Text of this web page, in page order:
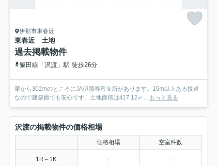
伊那市東春近
東春近 土地
過去掲載物件
飯田線「沢渡」駅 徒歩26分
家から302mのところにJA伊那春富支所があります。15m以上ある接道
なので建築面でも安心です。土地面積は417.12㎡... もっと見る
沢渡の掲載物件の価格相場
価格相場 空室件数
1R～1K - -